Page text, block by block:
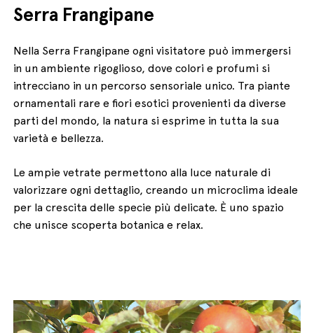
Serra Frangipane
Nella Serra Frangipane ogni visitatore può immergersi
in un ambiente rigoglioso, dove colori e profumi si
intrecciano in un percorso sensoriale unico. Tra piante
ornamentali rare e fiori esotici provenienti da diverse
parti del mondo, la natura si esprime in tutta la sua
varietà e bellezza.
Le ampie vetrate permettono alla luce naturale di
valorizzare ogni dettaglio, creando un microclima ideale
per la crescita delle specie più delicate. È uno spazio
che unisce scoperta botanica e relax.